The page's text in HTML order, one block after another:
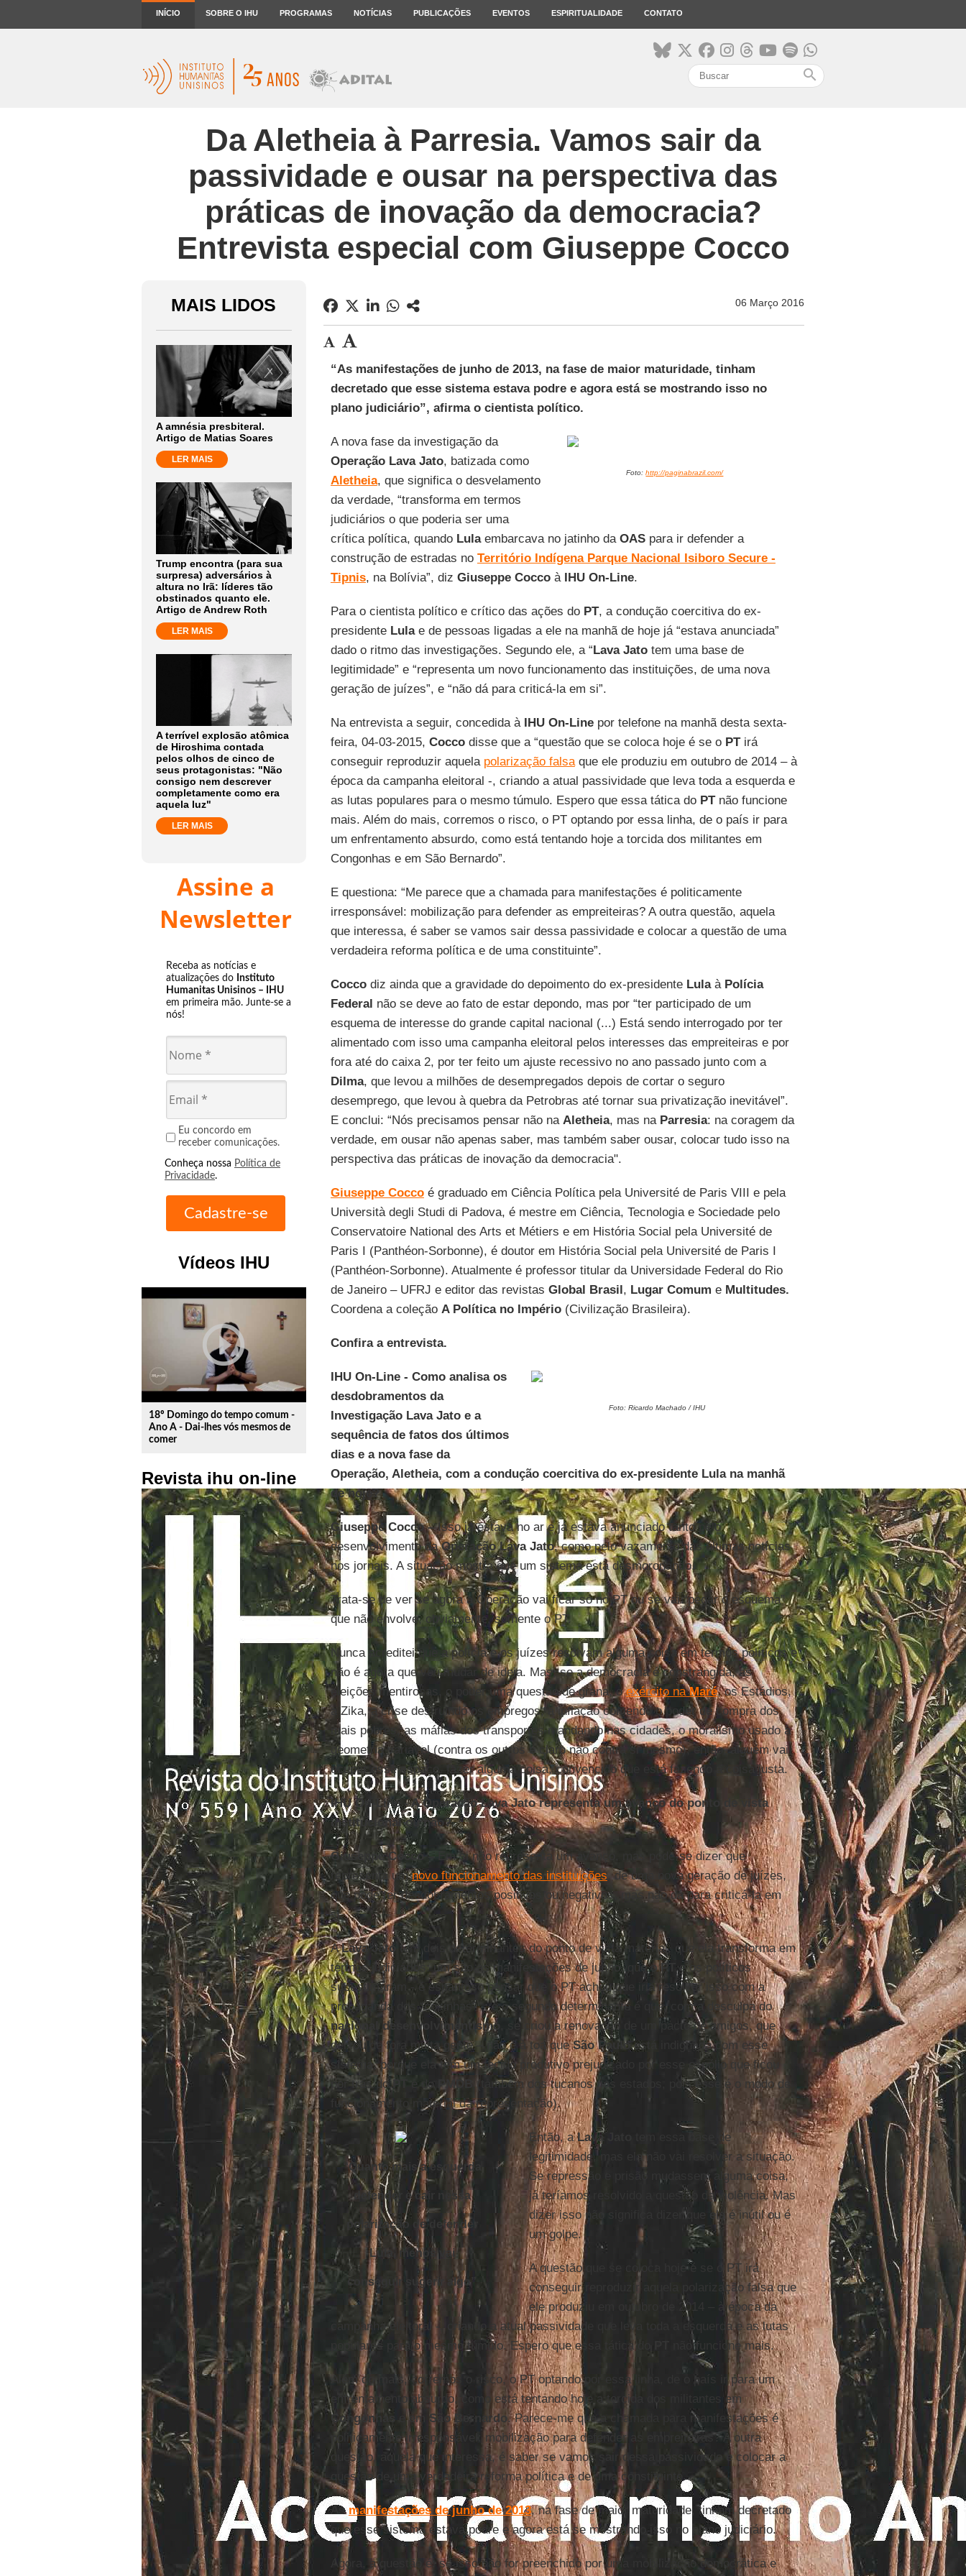
INÍCIO SOBRE O IHU PROGRAMAS NOTÍCIAS PUBLICAÇÕES EVENTOS ESPIRITUALIDADE CONTATO
search
Da Aletheia à Parresia. Vamos sair da
passividade e ousar na perspectiva das
práticas de inovação da democracia?
Entrevista especial com Giuseppe Cocco
MAIS LIDOS
A amnésia presbiteral.
Artigo de Matias Soares
LER MAIS
Trump encontra (para sua
surpresa) adversários à
altura no Irã: líderes tão
obstinados quanto ele.
Artigo de Andrew Roth
LER MAIS
A terrível explosão atômica
de Hiroshima contada
pelos olhos de cinco de
seus protagonistas: "Não
consigo nem descrever
completamente como era
aquela luz"
LER MAIS
Assine a
Newsletter
Receba as notícias e
atualizações do Instituto
Humanitas Unisinos – IHU
em primeira mão. Junte-se a
nós!
Eu concordo em
receber comunicações.
Conheça nossa Política de
Privacidade.
Vídeos IHU
play_circle_outline
18º Domingo do tempo comum -
Ano A - Dai-lhes vós mesmos de
comer
Revista ihu on-line
06 Março 2016
“As manifestações de junho de 2013, na fase de maior maturidade, tinham
decretado que esse sistema estava podre e agora está se mostrando isso no
plano judiciário”, afirma o cientista político.
Foto:http://paginabrazil.com/
A nova fase da investigação da
Operação Lava Jato, batizada como
Aletheia, que significa o desvelamento
da verdade, “transforma em termos
judiciários o que poderia ser uma
crítica política, quando Lulaembarcava no jatinho da OASpara ir defender a
construção de estradas no Território Indígena Parque Nacional Isiboro Secure -
Tipnis, na Bolívia”, diz Giuseppe Coccoà IHU On-Line.
Para o cientista político e crítico das ações do PT, a condução coercitiva do ex-
presidente Lulae de pessoas ligadas a ele na manhã de hoje já “estava anunciada”
dado o ritmo das investigações. Segundo ele, a “Lava Jatotem uma base de
legitimidade” e “representa um novo funcionamento das instituições, de uma nova
geração de juízes”, e “não dá para criticá-la em si”.
Na entrevista a seguir, concedida à IHU On-Linepor telefone na manhã desta sexta-
feira, 04-03-2015, Coccodisse que a “questão que se coloca hoje é se o PTirá
conseguir reproduzir aquela polarização falsaque ele produziu em outubro de 2014 – à
época da campanha eleitoral -, criando a atual passividade que leva toda a esquerda e
as lutas populares para o mesmo túmulo. Espero que essa tática do PTnão funcione
mais. Além do mais, corremos o risco, o PT optando por essa linha, de o país ir para
um enfrentamento absurdo, como está tentando hoje a torcida dos militantes em
Congonhas e em São Bernardo”.
E questiona: “Me parece que a chamada para manifestações é politicamente
irresponsável: mobilização para defender as empreiteiras? A outra questão, aquela
que interessa, é saber se vamos sair dessa passividade e colocar a questão de uma
verdadeira reforma política e de uma constituinte”.
Coccodiz ainda que a gravidade do depoimento do ex-presidente Lulaà Polícia
Federal não se deve ao fato de estar depondo, mas por “ter participado de um
esquema de interesse do grande capital nacional (...) Está sendo interrogado por ter
alimentado com isso uma campanha eleitoral pelos interesses das empreiteiras e por
fora até do caixa 2, por ter feito um ajuste recessivo no ano passado junto com a
Dilma, que levou a milhões de desempregados depois de cortar o seguro
desemprego, que levou à quebra da Petrobras até tornar sua privatização inevitável”.
E conclui: “Nós precisamos pensar não na Aletheia, mas na Parresia: na coragem da
verdade, em ousar não apenas saber, mas também saber ousar, colocar tudo isso na
perspectiva das práticas de inovação da democracia".
Giuseppe Coccoé graduado em Ciência Política pela Université de Paris VIII e pela
Università degli Studi di Padova, é mestre em Ciência, Tecnologia e Sociedade pelo
Conservatoire National des Arts et Métiers e em História Social pela Université de
Paris I (Panthéon-Sorbonne), é doutor em História Social pela Université de Paris I
(Panthéon-Sorbonne). Atualmente é professor titular da Universidade Federal do Rio
de Janeiro – UFRJ e editor das revistas Global Brasil, Lugar Comum e Multitudes.
Coordena a coleção A Política no Império(Civilização Brasileira).
Confira a entrevista.
Foto: Ricardo Machado / IHU
IHU On-Line - Como analisa os
desdobramentos da
Investigação Lava Jato e a
sequência de fatos dos últimos
dias e a nova fase da
Operação, Aletheia, com a condução coercitiva do ex-presidente Lula na manhã
de hoje?
Giuseppe Cocco –Isso já estava no ar e já estava anunciado tanto pelo
desenvolvimento daOperação Lava Jato, como pelo vazamento das últimas notícias
nos jornais. A situação mostra que um sistema está desmoronando.
Trata-se de ver se agora a Operação vai ficar só no PT ou se vai “pegar o esquema”
que não envolve, obviamente, somente o PT.
Nunca acreditei que a polícia e os juízes resolvam alguma coisa em termos políticos e
não é agora que vou mudar de ideia. Mas, se a democracia é constrangida, as
eleições mentirosas, o poder uma questão de grana, oexército naMaré, os Estádios,
a Zika, a crise destruindo os empregos, a inflação comendo o poder de compra dos
mais pobres, as máfias dos transportes mandando nas cidades, o moralismo usado à
geometria variável (contra os outros e claro não contra si mesmo), então, alguém vai
ocupar esse espaço, fazer alguma coisa, convencido que está fazendo a coisa justa.
IHU On-Line - A Operação Lava Jato representa um avanço do ponto de vista
institucional ou não?
Giuseppe Cocco – Em si não representa um avanço, mas pode-se dizer que
representa umnovo funcionamento das instituições, de uma nova geração de juízes,
que pode ter desdobramentos positivos ou negativos, mas não dá para criticá-la em
si.
ALava Jato tem dois determinantes do ponto de vista material, que ela transforma em
termos judiciários: um são as manifestações de junho, que oPT e os políticos
subestimaram - é espantoso pensar que o PT achou que iria resolver isso com a
propaganda dos “coxinhas” -; e o segundo determinante é que, com a desculpa do
nacional desenvolvimentismo
, se criou a renovação de um pacto de amigos, que
deixou de fora muita gente – não é à toa queSão Pauloestá indignada com esse
sistema, porque ela tem um tecido produtivo prejudicado por esse espólio que ficou
por trás doPT e do PMDB
(também dos tucanos nos estados, pois esse é o modo de
funcionamento material da representação).
“Quanto mais a esquerda
defender e cair nessa
polarização de defender
Lula, menos vai
conseguir sugerir algo
Então, aLava Jato
tem essa base de
legitimidade, mas ela não vai resolver a situação.
Se repressão e prisão mudassem alguma coisa,
já teríamos resolvido a questão da violência. Mas
dizer isso não significa dizer que ela é inútil ou é
um golpe.
A questão que se coloca hoje é se o PT irá
conseguir reproduzir aquela polarização falsa que
ele produziu em outubro de 2014 – à época da
campanha eleitoral -, criando a atual passividade que leva toda a esquerda e as lutas
populares para o mesmo túmulo. Espero que essa tática do
não funcione mais.
Além do mais, corremos o risco, o PT optando por essa linha, de o país ir para um
enfrentamento absurdo, como está tentando hoje a torcida dos militantes em
Congonhas
e em São Bernardo. Parece-me que a chamada para manifestações é
politicamente irresponsável: mobilização para defender as empreiteiras? A outra
questão, aquela que interessa, é saber se vamos sair dessa passividade e colocar a
questão de uma verdadeira reforma política e de uma constituinte.
Asmanifestações de junho de 2013, na fase de maior maturidade, tinham decretado
que esse sistema estava podre e agora está se mostrando isso no plano judiciário.
Agora, a questão é: se isso não for preenchido por uma mobilização democrática e